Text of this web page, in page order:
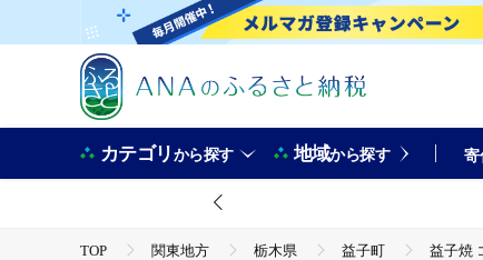
カテゴリから探す 地域から探す 寄
TOP 関東地方 栃木県 益子町 益子焼